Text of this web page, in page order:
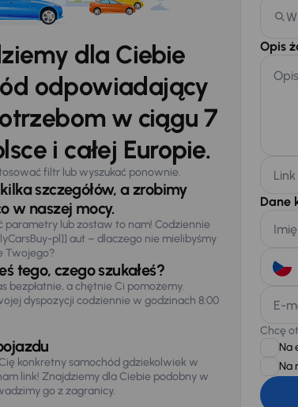
dla Ciebie
odpowiadający
w ciągu 7
i całej Europie.
filtr lub wyszukać ponownie.
szczegółów, a zrobimy
w naszej mocy.
parametry lub zostaw to nam! Codziennie
pl]] aut – dlaczego nie mielibyśmy
Twojego?
tego, czego szukałeś?
bezpłatnie, a chętnie Ci pomożemy.
dyspozycji codziennie w godzinach 8:00
konkretny samochód gdziekolwiek w
link! Znajdziemy dla Ciebie podobny w
go z zagranicy.
Opis
Dane
E-
Chcę
Na
Na